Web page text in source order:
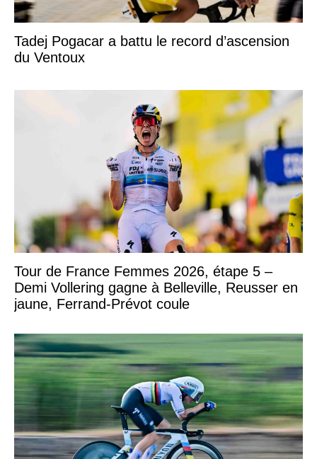
Tadej Pogacar a battu le record d’ascension
du Ventoux
Tour de France Femmes 2026, étape 5 –
Demi Vollering gagne à Belleville, Reusser en
jaune, Ferrand-Prévot coule